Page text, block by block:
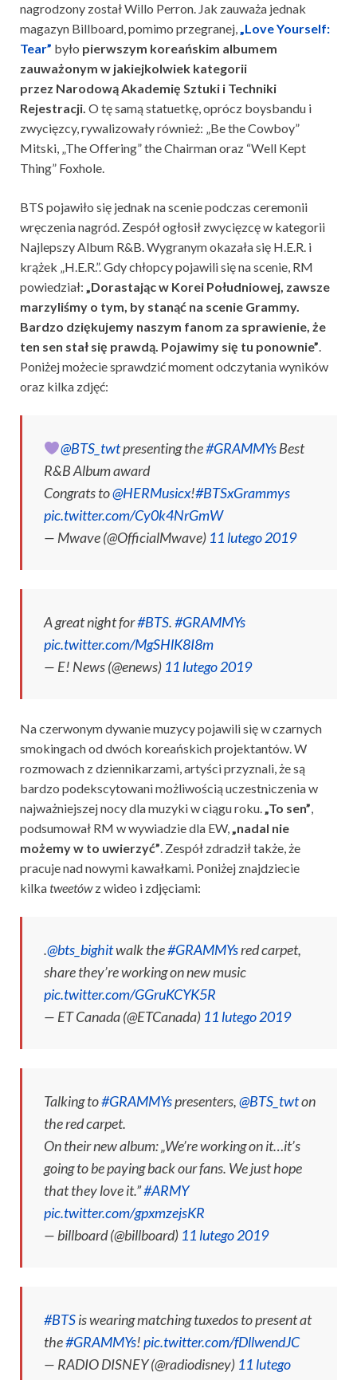
nagrodzony został Willo Perron. Jak zauważa jednak
magazyn Billboard, pomimo przegranej,„Love Yourself:
Tear” było pierwszym koreańskim albumem
zauważonym w jakiejkolwiek kategorii
przez Narodową Akademię Sztuki i Techniki
Rejestracji. O tę samą statuetkę, oprócz boysbandu i
zwycięzcy, rywalizowały również: „Be the Cowboy”
Mitski, „The Offering” the Chairman oraz “Well Kept
Thing” Foxhole.
BTS pojawiło się jednak na scenie podczas ceremonii
wręczenia nagród. Zespół ogłosił zwycięzcę w kategorii
Najlepszy Album R&B. Wygranym okazała się H.E.R. i
krążek „H.E.R.”. Gdy chłopcy pojawili się na scenie, RM
powiedział: „Dorastając w Korei Południowej, zawsze
marzyliśmy o tym, by stanąć na scenie Grammy.
Bardzo dziękujemy naszym fanom za sprawienie, że
ten sen stał się prawdą. Pojawimy się tu ponownie”.
Poniżej możecie sprawdzić moment odczytania wyników
oraz kilka zdjęć:
@BTS_twtpresenting the#GRAMMYsBest
R&B Album award
Congrats to@HERMusicx!#BTSxGrammys
pic.twitter.com/Cy0k4NrGmW
— Mwave (@OfficialMwave) 11 lutego 2019
A great night for#BTS.#GRAMMYs
pic.twitter.com/MgSHlK8I8m
— E! News (@enews) 11 lutego 2019
Na czerwonym dywanie muzycy pojawili się w czarnych
smokingach od dwóch koreańskich projektantów. W
rozmowach z dziennikarzami, artyści przyznali, że są
bardzo podekscytowani możliwością uczestniczenia w
najważniejszej nocy dla muzyki w ciągu roku.„To sen”,
podsumował RM w wywiadzie dla EW,„nadal nie
możemy w to uwierzyć”. Zespół zdradził także, że
pracuje nad nowymi kawałkami. Poniżej znajdziecie
kilkatweetówz wideo i zdjęciami:
.@bts_bighitwalk the#GRAMMYsred carpet,
share they’re working on new music
pic.twitter.com/GGruKCYK5R
— ET Canada (@ETCanada) 11 lutego 2019
Talking to#GRAMMYspresenters,@BTS_twton
the red carpet.
On their new album: „We’re working on it…it’s
going to be paying back our fans. We just hope
that they love it.”#ARMY
pic.twitter.com/gpxmzejsKR
— billboard (@billboard) 11 lutego 2019
#BTSis wearing matching tuxedos to present at
the#GRAMMYs!pic.twitter.com/fDllwendJC
— RADIO DISNEY (@radiodisney) 11 lutego